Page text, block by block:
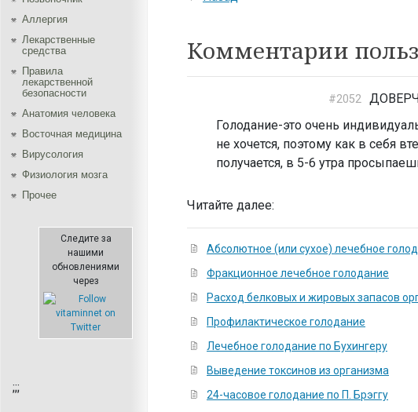
Аллергия
Лекарственные
средства
Правила
лекарственной
безопасности
Aнатомия человека
Восточная медицина
Вирусология
Физиология мозга
Прочее
Следите за
нашими
обновлениями
через
;;;
Комментарии
#2052
Голодание-это очень
не хочется, поэтому как в себя
получается, в 5-6 утра
Читайте далее:
Абсолютное (или сухое) лечебное
Фракционное лечебное голодание
Расход белковых и жировых запасов
Профилактическое голодание
Лечебное голодание по Бухингеру
Выведение токсинов из организма
24-часовое голодание по П. Брэггу